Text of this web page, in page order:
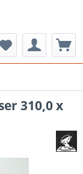
310,0 x